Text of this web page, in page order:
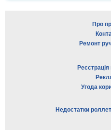
Про
Ремонт
Реєстрація
Угода
Недостатки